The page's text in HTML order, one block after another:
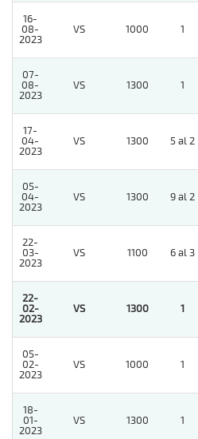
16-
08-
2023
VS 1000 1
07-
08-
2023
VS 1300 1
17-
04-
2023
VS 1300 5 al 2
05-
04-
2023
VS 1300 9 al 2
22-
03-
2023
VS 1100 6 al 3
22-
02-
2023
VS 1300 1
05-
02-
2023
VS 1000 1
18-
01-
2023
VS 1300 1